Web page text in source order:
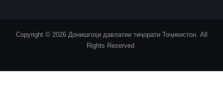
Copyright © 2026 Донишгоҳи давлатии тиҷорати Тоҷикистон. All
Rights Reserved